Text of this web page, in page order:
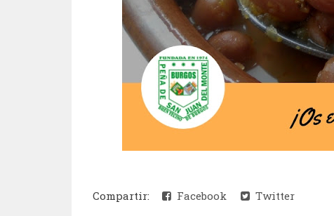
Compartir: Facebook Twitter